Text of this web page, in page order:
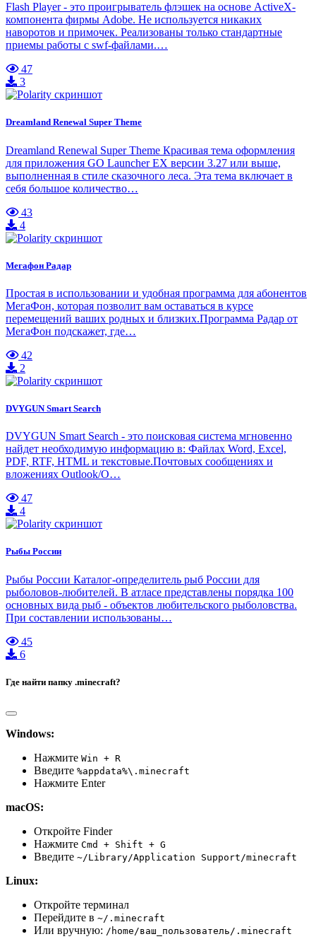
Flash Player - это проигрыватель флэшек на основе ActiveX-
компонента фирмы Adobe. Не используется никаких
наворотов и примочек. Реализованы только стандартные
приемы работы с swf-файлами.…
47
3
Dreamland Renewal Super Theme
Dreamland Renewal Super Theme Красивая тема оформления
для приложения GO Launcher EX версии 3.27 или выше,
выполненная в стиле сказочного леса. Эта тема включает в
себя большое количество…
43
4
Мегафон Радар
Простая в использовании и удобная программа для абонентов
МегаФон, которая позволит вам оставаться в курсе
перемещений ваших родных и близких.Программа Радар от
МегаФон подскажет, где…
42
2
DVYGUN Smart Search
DVYGUN Smart Search - это поисковая система мгновенно
найдет необходимую информацию в: Файлах Word, Excel,
PDF, RTF, HTML и текстовые.Почтовых сообщениях и
вложениях Outlook/O…
47
4
Рыбы России
Рыбы России Каталог-определитель рыб России для
рыболовов-любителей. В атласе представлены порядка 100
основных вида рыб - объектов любительского рыболовства.
При составлении использованы…
45
6
Где найти папку .minecraft?
Windows:
Нажмите Win + R
Введите %appdata%\.minecraft
Нажмите Enter
macOS:
Откройте Finder
Нажмите Cmd + Shift + G
Введите ~/Library/Application Support/minecraft
Linux:
Откройте терминал
Перейдите в ~/.minecraft
Или вручную: /home/ваш_пользователь/.minecraft